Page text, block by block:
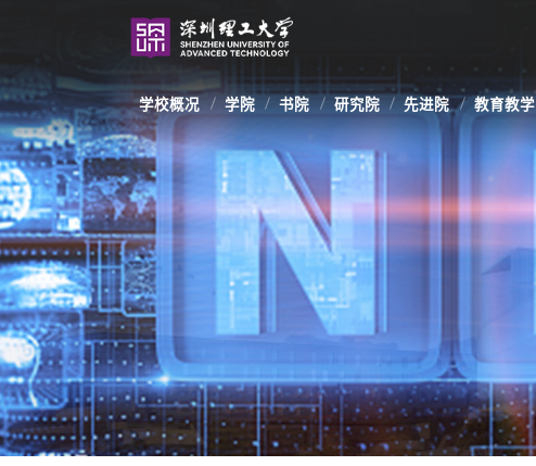
学校概况 学院 书院 研究院 先进院 教育教学